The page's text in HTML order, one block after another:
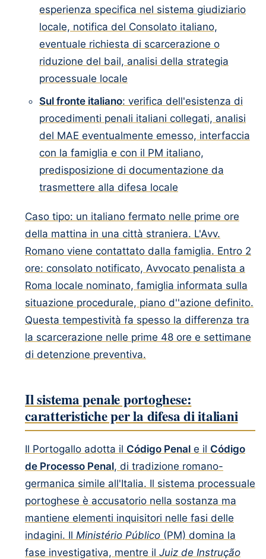
esperienza specifica nel sistema giudiziario
locale, notifica del Consolato italiano,
eventuale richiesta di scarcerazione o
riduzione del bail, analisi della strategia
processuale locale
Sul fronte italiano: verifica dell'esistenza di
procedimenti penali italiani collegati, analisi
del MAE eventualmente emesso, interfaccia
con la famiglia e con il PM italiano,
predisposizione di documentazione da
trasmettere alla difesa locale
Caso tipo: un italiano fermato nelle prime ore
della mattina in una città straniera. L'Avv.
Romano viene contattato dalla famiglia. Entro 2
ore: consolato notificato, Avvocato penalista a
Roma locale nominato, famiglia informata sulla
situazione procedurale, piano d''azione definito.
Questa tempestività fa spesso la differenza tra
la scarcerazione nelle prime 48 ore e settimane
di detenzione preventiva.
Il sistema penale portoghese:
caratteristiche per la difesa di italiani
Il Portogallo adotta il Código Penal e il Código
de Processo Penal, di tradizione romano-
germanica simile all'Italia. Il sistema processuale
portoghese è accusatorio nella sostanza ma
mantiene elementi inquisitori nelle fasi delle
indagini. Il Ministério Público (PM) domina la
fase investigativa, mentre il Juiz de Instrução